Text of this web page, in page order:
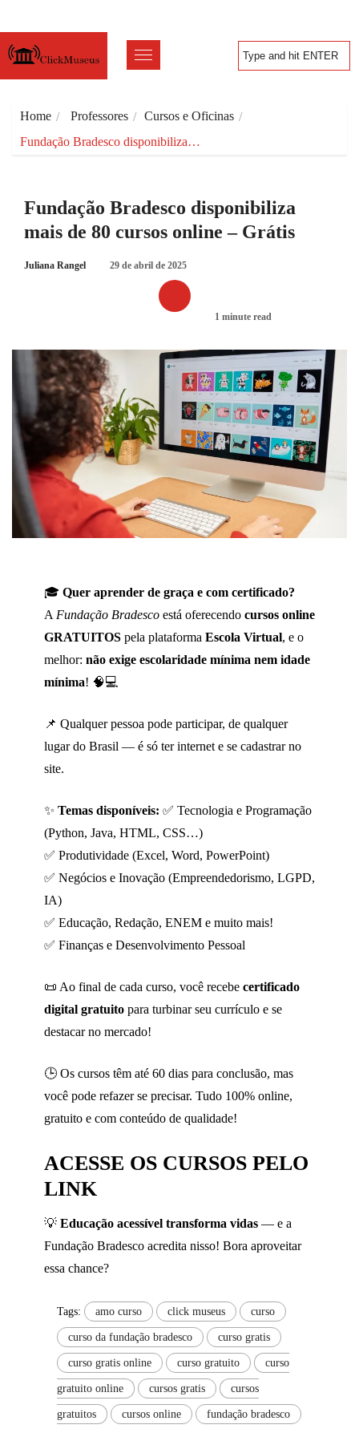
Home Professores
Cursos e Oficinas
Fundação Bradesco disponibiliza…
Fundação Bradesco disponibiliza
mais de 80 cursos online – Grátis
Juliana Rangel 29 de abril de 2025
1 minute read
🎓 Quer aprender de graça e com certificado?
A Fundação Bradesco está oferecendo cursos online
GRATUITOS pela plataforma Escola Virtual, e o
melhor: não exige escolaridade mínima nem idade
mínima! 🧠💻
📌 Qualquer pessoa pode participar, de qualquer
lugar do Brasil — é só ter internet e se cadastrar no
site.
✨ Temas disponíveis: ✅ Tecnologia e Programação
(Python, Java, HTML, CSS…)
✅ Produtividade (Excel, Word, PowerPoint)
✅ Negócios e Inovação (Empreendedorismo, LGPD,
IA)
✅ Educação, Redação, ENEM e muito mais!
✅ Finanças e Desenvolvimento Pessoal
📜 Ao final de cada curso, você recebe certificado
digital gratuito para turbinar seu currículo e se
destacar no mercado!
🕒 Os cursos têm até 60 dias para conclusão, mas
você pode refazer se precisar. Tudo 100% online,
gratuito e com conteúdo de qualidade!
ACESSE OS CURSOS PELO
LINK
💡 Educação acessível transforma vidas — e a
Fundação Bradesco acredita nisso! Bora aproveitar
essa chance?
Tags: amo curso click museus curso
curso da fundação bradesco curso gratis
curso gratis online curso gratuito curso
gratuito online cursos gratis cursos
gratuitos cursos online fundação bradesco